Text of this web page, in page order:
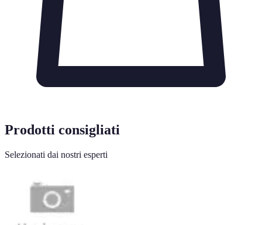
Prodotti consigliati
Selezionati dai nostri esperti